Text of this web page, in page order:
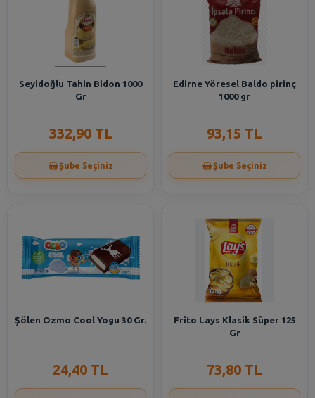
Seyidoğlu Tahin Bidon 1000
Gr
332,90 TL
Şube Seçiniz
Edirne Yöresel Baldo pirinç
1000 gr
93,15 TL
Şube Seçiniz
Şölen Ozmo Cool Yogu 30 Gr.
24,40 TL
Frito Lays Klasik Süper 125
Gr
73,80 TL